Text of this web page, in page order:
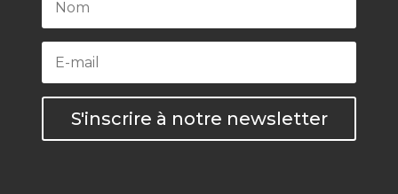
S'inscrire à notre newsletter